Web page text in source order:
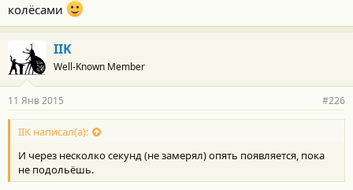
колёсами
IIK
Well-Known Member
11 Янв 2015 #226
IIK написал(а):
И через несколко секунд (не замерял) опять появляется, пока
не подольёшь.